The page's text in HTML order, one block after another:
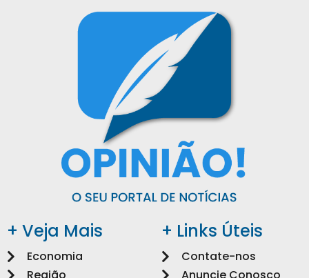
+ Veja Mais
Economia
Região
+ Links Úteis
Contate-nos
Anuncie Conosco